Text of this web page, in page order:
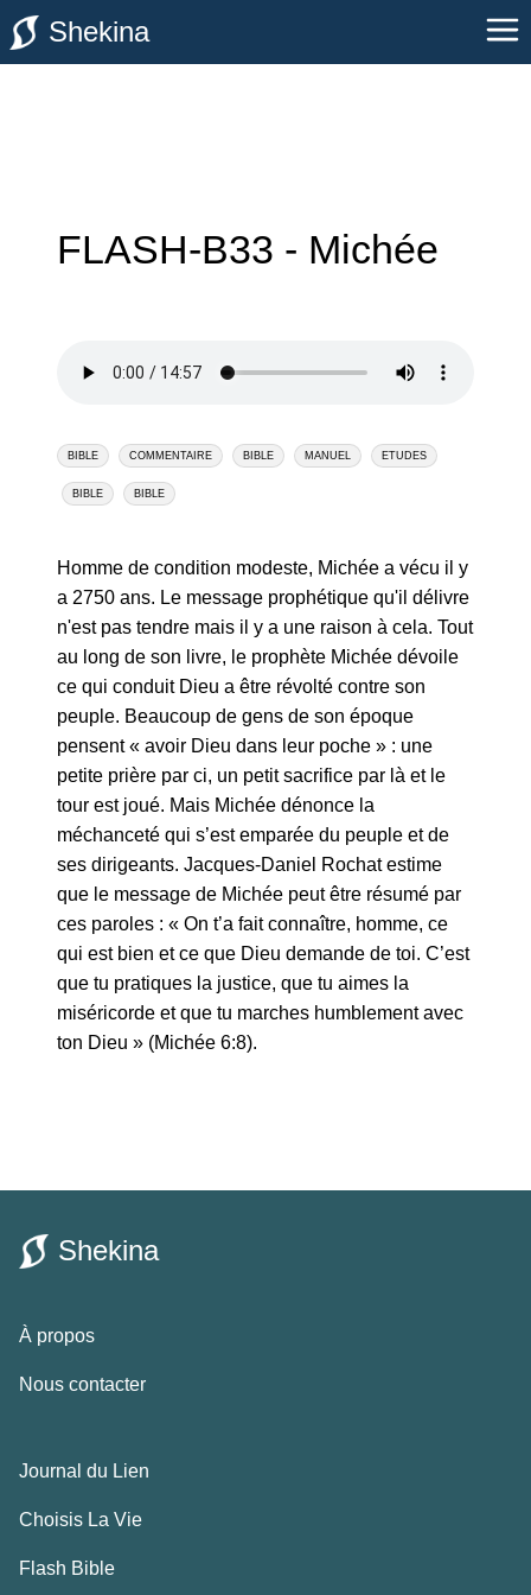
Shekina
FLASH-B33 - Michée
BIBLE COMMENTAIRE BIBLE MANUEL ETUDES
BIBLE BIBLE
Homme de condition modeste, Michée a vécu il y
a 2750 ans. Le message prophétique qu'il délivre
n'est pas tendre mais il y a une raison à cela. Tout
au long de son livre, le prophète Michée dévoile
ce qui conduit Dieu a être révolté contre son
peuple. Beaucoup de gens de son époque
pensent « avoir Dieu dans leur poche » : une
petite prière par ci, un petit sacrifice par là et le
tour est joué. Mais Michée dénonce la
méchanceté qui s’est emparée du peuple et de
ses dirigeants. Jacques-Daniel Rochat estime
que le message de Michée peut être résumé par
ces paroles : « On t’a fait connaître, homme, ce
qui est bien et ce que Dieu demande de toi. C’est
que tu pratiques la justice, que tu aimes la
miséricorde et que tu marches humblement avec
ton Dieu » (Michée 6:8).
Shekina
À propos
Nous contacter
Journal du Lien
Choisis La Vie
Flash Bible